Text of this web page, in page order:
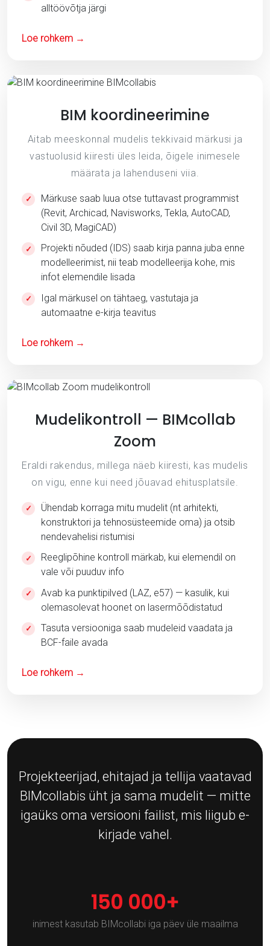
alltöövõtja järgi
Loe rohkem →
BIM koordineerimine
Aitab meeskonnal mudelis tekkivaid märkusi ja
vastuolusid kiiresti üles leida, õigele inimesele
määrata ja lahenduseni viia.
✓
Märkuse saab luua otse tuttavast programmist
(Revit, Archicad, Navisworks, Tekla, AutoCAD,
Civil 3D, MagiCAD)
✓
Projekti nõuded (IDS) saab kirja panna juba enne
modelleerimist, nii teab modelleerija kohe, mis
infot elemendile lisada
✓
Igal märkusel on tähtaeg, vastutaja ja
automaatne e-kirja teavitus
Loe rohkem →
Mudelikontroll — BIMcollab
Zoom
Eraldi rakendus, millega näeb kiiresti, kas mudelis
on vigu, enne kui need jõuavad ehitusplatsile.
✓
Ühendab korraga mitu mudelit (nt arhitekti,
konstruktori ja tehnosüsteemide oma) ja otsib
nendevahelisi ristumisi
✓
Reeglipõhine kontroll märkab, kui elemendil on
vale või puuduv info
✓
Avab ka punktipilved (LAZ, e57) — kasulik, kui
olemasolevat hoonet on lasermõõdistatud
✓
Tasuta versiooniga saab mudeleid vaadata ja
BCF-faile avada
Loe rohkem →
Projekteerijad, ehitajad ja tellija vaatavad
BIMcollabis üht ja sama mudelit — mitte
igaüks oma versiooni failist, mis liigub e-
kirjade vahel.
150 000+
inimest kasutab BIMcollabi iga päev üle maailma